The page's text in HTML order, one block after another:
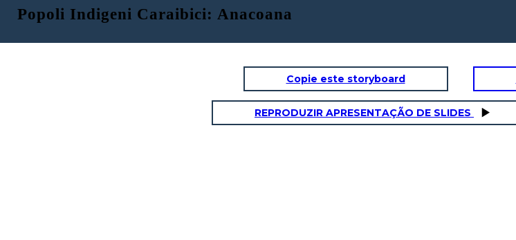
Popoli Indigeni Caraibici: Anacoana
Copie este storyboard
REPRODUZIR APRESENTAÇÃO DE SLIDES